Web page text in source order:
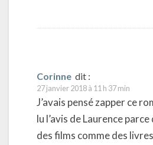
Corinne dit :
27 janvier 2018 à 11 h 37 min
J’avais pensé zapper ce
lu l’avis de Laurence
des films comme des